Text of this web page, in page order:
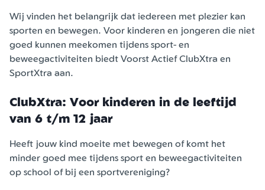
Wij vinden het belangrijk dat iedereen met plezier kan
sporten en bewegen. Voor kinderen en jongeren die niet
goed kunnen meekomen tijdens sport- en
beweegactiviteiten biedt Voorst Actief ClubXtra en
SportXtra aan.
ClubXtra: Voor kinderen in de leeftijd
van 6 t/m 12 jaar
Heeft jouw kind moeite met bewegen of komt het
minder goed mee tijdens sport en beweegactiviteiten
op school of bij een sportvereniging?